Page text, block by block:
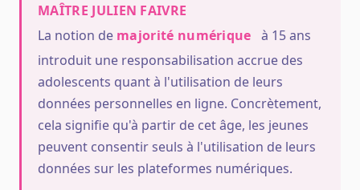
MAÎTRE JULIEN FAIVRE
La notion de majorité numérique à 15 ans
introduit une responsabilisation accrue des
adolescents quant à l'utilisation de leurs
données personnelles en ligne. Concrètement,
cela signifie qu'à partir de cet âge, les jeunes
peuvent consentir seuls à l'utilisation de leurs
données sur les plateformes numériques.